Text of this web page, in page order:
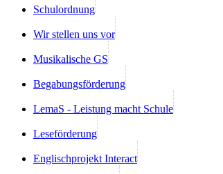
Schulordnung
Wir stellen uns vor
Musikalische GS
Begabungsförderung
LemaS - Leistung macht Schule
Leseförderung
Englischprojekt Interact